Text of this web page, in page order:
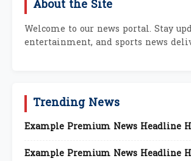
About the Site
Welcome to our news portal. Stay
entertainment, and sports news
Trending News
Example Premium News Headline
Example Premium News Headline